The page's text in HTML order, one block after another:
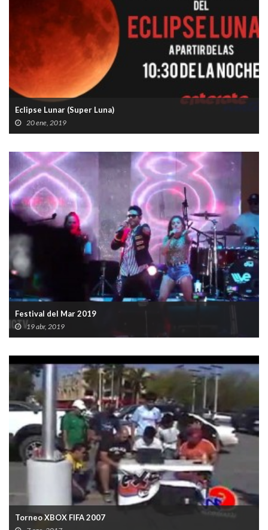
Eclipse Lunar (Super Luna)
20 ene, 2019
Festival del Mar 2019
19 abr, 2019
Torneo XBOX FIFA 2007